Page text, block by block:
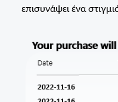
επισυνάψει ένα